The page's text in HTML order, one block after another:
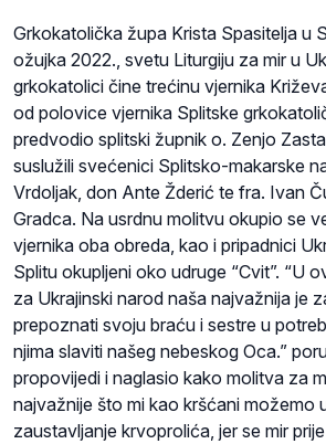
Grkokatolička župa Krista Spasitelja u
ožujka 2022., svetu Liturgiju za mir u
grkokatolici čine trećinu vjernika
od polovice vjernika Splitske
predvodio splitski župnik o. Zenjo
suslužili svećenici Splitsko-makarske
Vrdoljak, don Ante Žderić te fra. Ivan
Gradca. Na usrdnu molitvu okupio se
vjernika oba obreda, kao i pripadnici
Splitu okupljeni oko udruge “Cvit”. “U
za Ukrajinski narod naša najvažnija je
prepoznati svoju braću i sestre u
njima slaviti našeg nebeskog Oca.”
propovijedi i naglasio kako molitva za
najvažnije što mi kao kršćani možemo
zaustavljanje krvoprolića, jer se mir